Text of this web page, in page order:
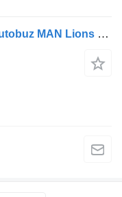
Generator Bosch 24 Volt pentru autobuz MAN Lions City A21